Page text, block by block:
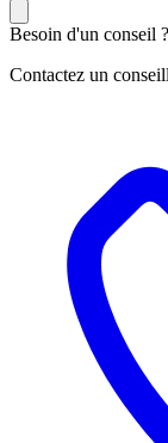
Besoin d'un conseil ?
Contactez un